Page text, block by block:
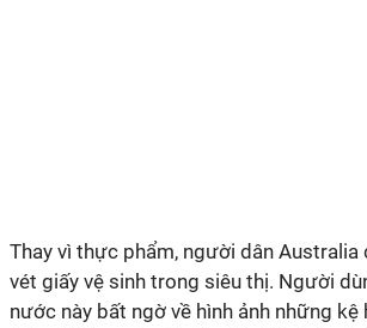
Thay vì thực phẩm, người dân Australia
vét giấy vệ sinh trong siêu thị. Người
nước này bất ngờ về hình ảnh những kệ